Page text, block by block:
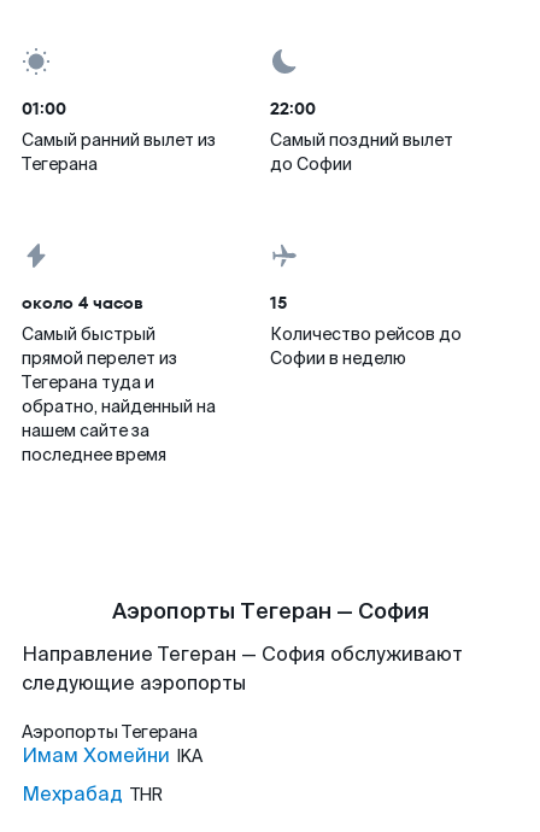
01:00
Самый ранний вылет из
Тегерана
22:00
Самый поздний вылет
до Софии
около 4 часов
Самый быстрый
прямой перелет из
Тегерана туда и
обратно, найденный на
нашем сайте за
последнее время
15
Количество рейсов до
Софии в неделю
Аэропорты Тегеран — София
Направление Тегеран — София обслуживают
следующие аэропорты
Аэропорты Тегерана
Имам Хомейни IKA
Мехрабад THR